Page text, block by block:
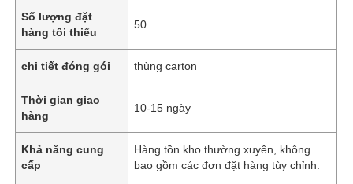
Số lượng đặt
hàng tối thiểu
50
chi tiết đóng gói thùng carton
Thời gian giao
hàng
10-15 ngày
Khả năng cung
cấp
Hàng tồn kho thường xuyên, không
bao gồm các đơn đặt hàng tùy chỉnh.